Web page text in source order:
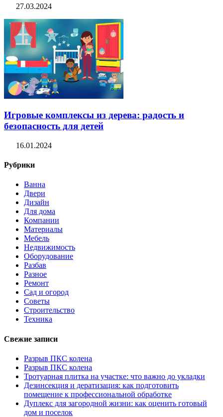
27.03.2024
Игровые комплексы из дерева: радость и
безопасность для детей
16.01.2024
Рубрики
Ванна
Двери
Дизайн
Для дома
Компании
Материалы
Мебель
Недвижимость
Оборудование
Разбав
Разное
Ремонт
Сад и огород
Советы
Строительство
Техника
Свежие записи
Разрыв ПКС колена
Разрыв ПКС колена
Тротуарная плитка на участке: что важно до укладки
Дезинсекция и дератизация: как подготовить
помещение к профессиональной обработке
Дуплекс для загородной жизни: как оценить готовый
дом и поселок